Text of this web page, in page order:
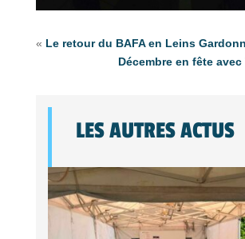
« Le retour du BAFA en Leins
Décembre en fête
LES AUTRES ACTUS